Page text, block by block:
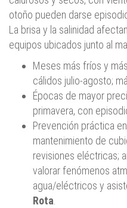
otoño pueden darse
La brisa y la salinidad
equipos ubicados junto al
Meses más fríos y
cálidos julio‑agosto;
Épocas de mayor
primavera, con
Prevención práctica
mantenimiento de
revisiones eléctricas;
valorar fenómenos
agua/eléctricos y
Rota.